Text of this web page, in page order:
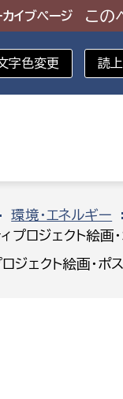
カイブページ この
防災・ハザード
分野を選
戸籍
字色変更 読
環境・エネルギー
ロジェクト絵画
ェクト絵画・ポ